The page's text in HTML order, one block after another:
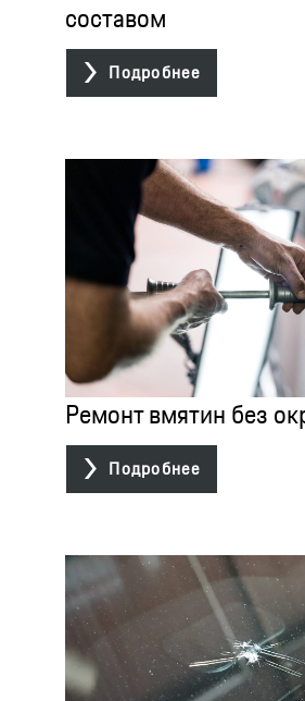
составом
 Подробнее
Ремонт вмятин без
 Подробнее